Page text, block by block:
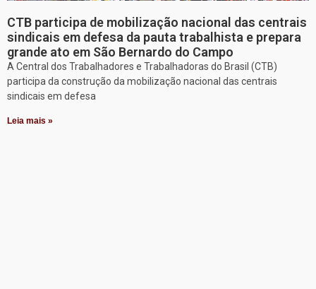
CTB participa de mobilização nacional das centrais
sindicais em defesa da pauta trabalhista e prepara
grande ato em São Bernardo do Campo
A Central dos Trabalhadores e Trabalhadoras do Brasil (CTB)
participa da construção da mobilização nacional das centrais
sindicais em defesa
Leia mais »